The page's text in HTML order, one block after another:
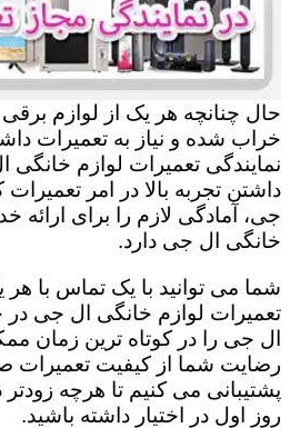
حال چنانچه هر یک از لوازم
خراب شده و نیاز به تعمیرات
نمایندگی تعمیرات لوازم خانگی
داشتن تجربه بالا در امر
جی، آمادگی لازم را برای ارائه
خانگی ال جی دارد.
شما می توانید با یک تماس با هر
تعمیرات لوازم خانگی ال جی
ال جی را در کوتاه ترین زمان
رضایت شما از کیفیت تعمیرات
پشتیبانی می کنیم تا هرچه زودتر
روز اول در اختیار داشته باشید.